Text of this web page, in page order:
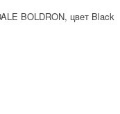
BOLDRON, цвет Black